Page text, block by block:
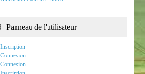
Panneau de l'utilisateur
Inscription
Connexion
Connexion